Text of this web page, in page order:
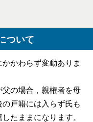
ついて
かわらず変動ありま
の場合，親権者を母
戸籍には入らず氏も
たままになります。